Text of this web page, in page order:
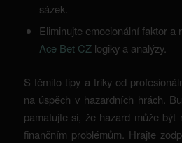
sázek.
Eliminujte emocionální faktor a
Ace Bet CZlogiky a analýzy.
S těmito tipy a triky od
na úspěch v hazardních hrách.
pamatujte si, že hazard může být
finančním problémům. Hrajte